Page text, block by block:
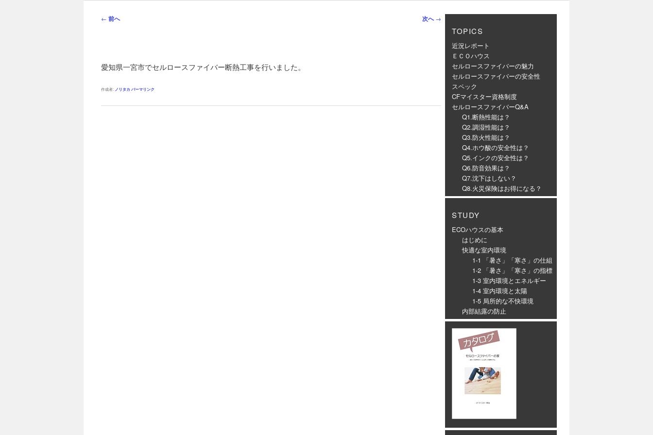
ン
投
ゲ
シ
← 前へ 次へ→
愛知県一宮市でセルロースファイバー断熱工事を行いました。
作成者: ノリタカ パーマリンク
TOPICS
近況レポート
ＥＣＯハウス
セルロースファイバーの魅力
セルロースファイバーの安全性
スペック
CFマイスター資格制度
セルロースファイバーQ&A
Q1.断熱性能は？
Q2.調湿性能は？
Q3.防火性能は？
Q4.ホウ酸の安全性は？
Q5.インクの安全性は？
Q6.防音効果は？
Q7.沈下はしない？
Q8.火災保険はお得になる？
STUDY
ECOハウスの基本
はじめに
快適な室内環境
1-1 「暑さ」「寒さ」の仕組
1-2 「暑さ」「寒さ」の指標
1-3 室内環境とエネルギー
1-4 室内環境と太陽
1-5 局所的な不快環境
内部結露の防止